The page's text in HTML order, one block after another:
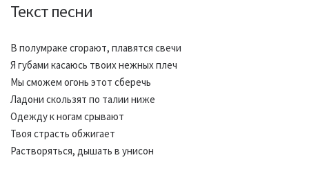
Текст песни
В полумраке сгорают, плавятся свечи
Я губами касаюсь твоих нежных плеч
Мы сможем огонь этот сберечь
Ладони скользят по талии ниже
Одежду к ногам срывают
Твоя страсть обжигает
Растворяться, дышать в унисон